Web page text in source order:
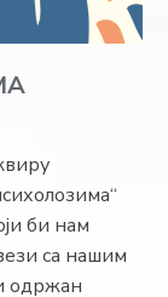
би нам
са нашим
одржан